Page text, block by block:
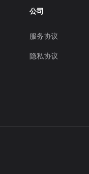
公司
服务协议
隐私协议